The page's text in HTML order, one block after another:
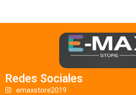
Redes Sociales
emaxstore2019